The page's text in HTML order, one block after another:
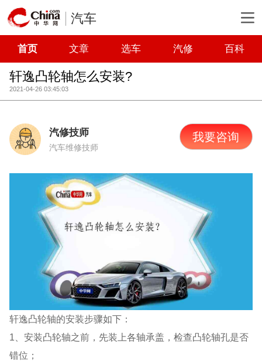
汽车
首页 文章 选车 汽修 百科
轩逸凸轮轴怎么安装?
2021-04-26 03:45:03
汽修技师
汽车维修技师
我要咨询
轩逸凸轮轴的安装步骤如下：
1、安装凸轮轴之前，先装上各轴承盖，检查凸轮轴孔是否
错位；